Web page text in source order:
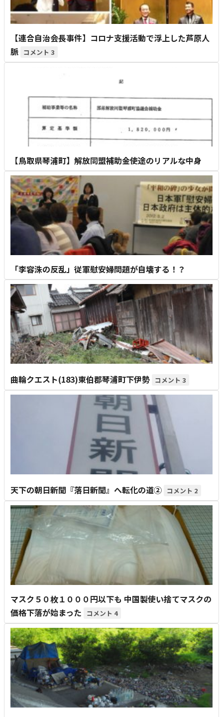
【連合自治会長事件】コロナ支援活動で浮上した芦原人
脈
3
【鳥取県琴浦町】解放同盟補助金使途のリアルな中身
「李容洙の反乱」従軍慰安婦問題が自壊する！？
曲輪クエスト(183)東伯郡琴浦町下伊勢 3
天下の朝日新聞『落日新聞』へ転化の道② 2
マスク５０枚１０００円以下も 中国製使い捨てマスクの
価格下落が始まった
4